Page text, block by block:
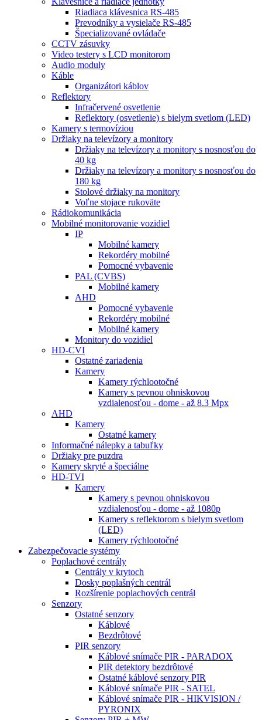
Riadiaca klávesnica RS-485
Prevodníky a vysielače RS-485
Špecializované ovládače
CCTV zásuvky
Video testery s LCD monitorom
Audio moduly
Káble
Organizátori káblov
Reflektory
Infračervené osvetlenie
Reflektory (osvetlenie) s bielym svetlom (LED)
Kamery s termovíziou
Držiaky na televízory a monitory
Držiaky na televízory a monitory s nosnosťou do
40 kg
Držiaky na televízory a monitory s nosnosťou do
180 kg
Stolové držiaky na monitory
Voľne stojace rukoväte
Rádiokomunikácia
Mobilné monitorovanie vozidiel
IP
Mobilné kamery
Rekordéry mobilné
Pomocné vybavenie
PAL (CVBS)
Mobilné kamery
AHD
Pomocné vybavenie
Rekordéry mobilné
Mobilné kamery
Monitory do vozidiel
HD-CVI
Ostatné zariadenia
Kamery
Kamery rýchlootočné
Kamery s pevnou ohniskovou
vzdialenosťou - dome - až 8.3 Mpx
AHD
Kamery
Ostatné kamery
Informačné nálepky a tabuľky
Držiaky pre puzdra
Kamery skryté a špeciálne
HD-TVI
Kamery
Kamery s pevnou ohniskovou
vzdialenosťou - dome - až 1080p
Kamery s reflektorom s bielym svetlom
(LED)
Kamery rýchlootočné
Zabezpečovacie systémy
Poplachové centrály
Centrály v krytoch
Dosky poplašných centrál
Rozšírenie poplachových centrál
Senzory
Ostatné senzory
Káblové
Bezdrôtové
PIR senzory
Káblové snímače PIR - PARADOX
PIR detektory bezdrôtové
Ostatné káblové senzory PIR
Káblové snímače PIR - SATEL
Káblové snímače PIR - HIKVISION /
PYRONIX